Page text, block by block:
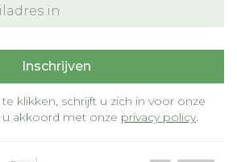
Inschrijven
klikken, schrijft u zich in voor onze
akkoord met onze privacy policy.